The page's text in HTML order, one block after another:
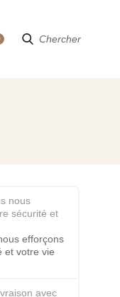
Chercher
efforçons
et votre vie